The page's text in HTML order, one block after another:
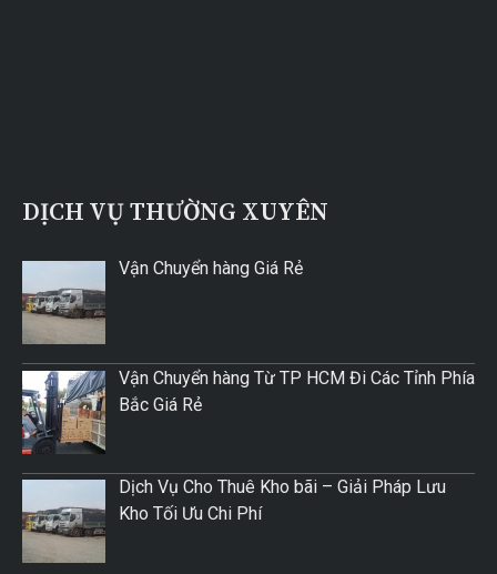
DỊCH VỤ THƯỜNG XUYÊN
Vận Chuyển hàng Giá Rẻ
Vận Chuyển hàng Từ TP HCM Đi Các Tỉnh Phía
Bắc Giá Rẻ
Dịch Vụ Cho Thuê Kho bãi – Giải Pháp Lưu
Kho Tối Ưu Chi Phí